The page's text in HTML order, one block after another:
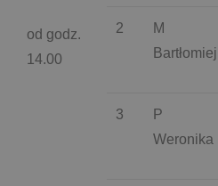
od godz.
14.00
2
M
Bartłomiej
3
P
Weronika